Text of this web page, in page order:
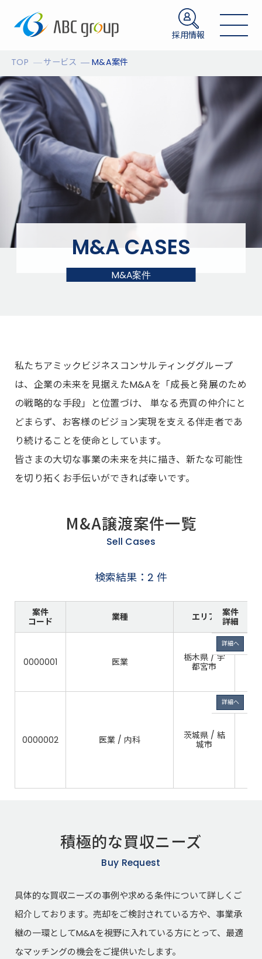
採用情報
TOP サービス M&A案件
M&A CASES
M&A案件
私たちアミックビジネスコンサルティンググループ
は、企業の未来を見据えたM&Aを「成長と発展のため
の戦略的な手段」と位置づけ、 単なる売買の仲介にと
どまらず、お客様のビジョン実現を支える伴走者であ
り続けることを使命としています。
皆さまの大切な事業の未来を共に描き、新たな可能性
を切り拓くお手伝いができれば幸いです。
M&A譲渡案件一覧
Sell Cases
検索結果：2 件
案件
コード
業種 エリア
案件
詳細
0000001 医業
栃木県 / 宇
都宮市
詳細へ
0000002 医業 / 内科
茨城県 / 結
城市
詳細へ
積極的な買収ニーズ
Buy Request
具体的な買収ニーズの事例や求める条件について詳しくご
紹介しております。売却をご検討されている方や、事業承
継の一環としてM&Aを視野に入れている方にとって、最適
なマッチングの機会をご提供いたします。